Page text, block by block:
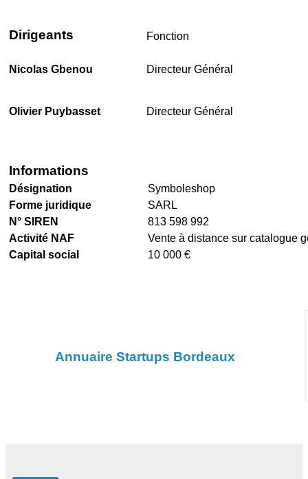
Dirigeants Fonction
Nicolas Gbenou Directeur Général
Olivier Puybasset Directeur Général
Informations
Désignation
Symboleshop
Forme juridique
SARL
N° SIREN
813 598 992
Activité NAF
Vente à distance sur catalogue
Capital social
10 000 €
Annuaire Startups Bordeaux